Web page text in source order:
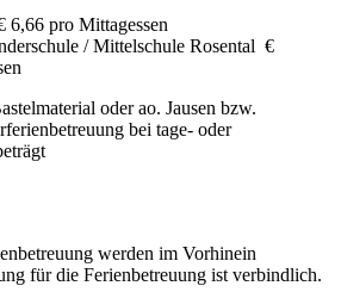
6,66 pro Mittagessen
/ Mittelschule Rosental €
oder ao. Jausen bzw.
bei tage- oder
werden im Vorhinein
für die Ferienbetreuung ist verbindlich.